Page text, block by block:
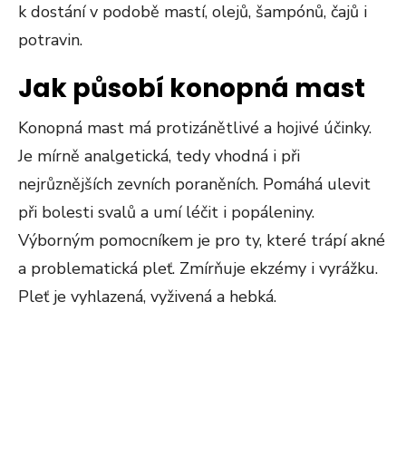
k dostání v podobě mastí, olejů, šampónů, čajů i
potravin.
Jak působí konopná mast
Konopná mast má protizánětlivé a hojivé účinky.
Je mírně analgetická, tedy vhodná i při
nejrůznějších zevních poraněních. Pomáhá ulevit
při bolesti svalů a umí léčit i popáleniny.
Výborným pomocníkem je pro ty, které trápí akné
a problematická pleť. Zmírňuje ekzémy i vyrážku.
Pleť je vyhlazená, vyživená a hebká.